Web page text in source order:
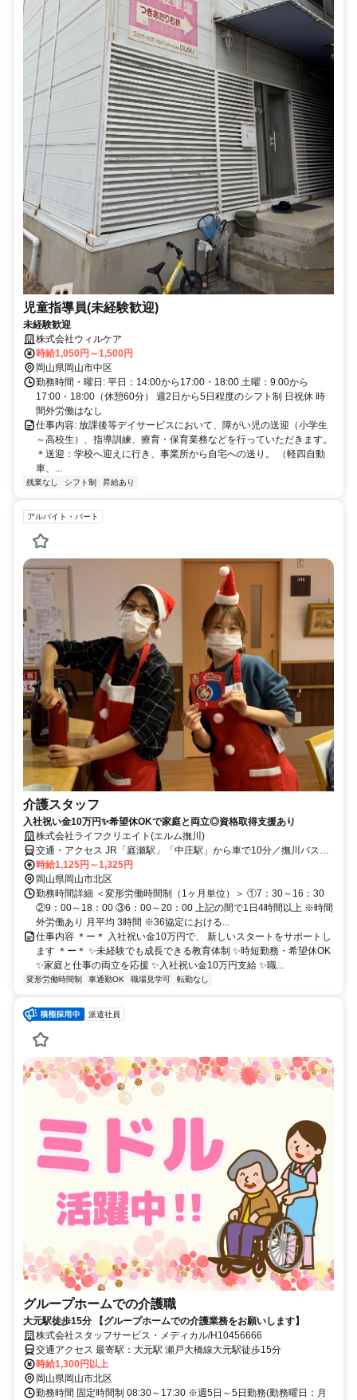
児童指導員(未経験歓迎)
未経験歓迎
株式会社ウィルケア
時給1,050円～1,500円
岡山県岡山市中区
勤務時間・曜日: 平日：14:00から17:00・18:00 土曜：9:00から
17:00・18:00（休憩60分） 週2日から5日程度のシフト制 日祝休 時
間外労働はなし
仕事内容: 放課後等デイサービスにおいて、障がい児の送迎（小学生
～高校生）、指導訓練、療育・保育業務などを行っていただきます。
＊送迎：学校へ迎えに行き、事業所から自宅への送り。 （軽四自動
車、...
残業なし シフト制 昇給あり
アルバイト・パート
介護スタッフ
入社祝い金10万円✨希望休OKで家庭と両立◎資格取得支援あり
株式会社ライフクリエイト(エルム撫川)
交通・アクセス JR「庭瀬駅」「中庄駅」から車で10分／撫川バス
停・下撫川バス停より徒歩10分
時給1,125円～1,325円
岡山県岡山市北区
勤務時間詳細 ＜変形労働時間制（1ヶ月単位）＞ ①7：30～16：30
②9：00～18：00 ③6：00～20：00 上記の間で1日4時間以上 ※時間
外労働あり 月平均 3時間 ※36協定における...
仕事内容 ＊ー＊ 入社祝い金10万円で、 新しいスタートをサポートし
ます ＊ー＊ ✨未経験でも成長できる教育体制 ✨時短勤務・希望休OK
✨家庭と仕事の両立を応援 ✨入社祝い金10万円支給 ✨職...
変形労働時間制 車通勤OK 職場見学可 転勤なし
派遣社員
グループホームでの介護職
大元駅徒歩15分 【グループホームでの介護業務をお願いします】
株式会社スタッフサービス・メディカル/H10456666
交通アクセス 最寄駅：大元駅 瀬戸大橋線大元駅徒歩15分
時給1,300円以上
岡山県岡山市北区
勤務時間 固定時間制 08:30～17:30 ※週5日～5日勤務(勤務曜日：月